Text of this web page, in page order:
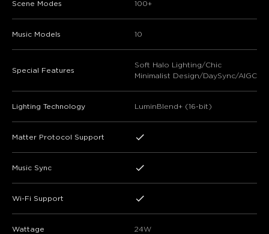
Scene Modes 100+
Music Models 10
Special Features
Soft Halo Lighting/Chic
Minimalist Design/DaySync/AIGC
Lighting Technology LuminBlend+ (16-bit)
Matter Protocol Support
Music Sync
Wi-Fi Support
Wattage 24W